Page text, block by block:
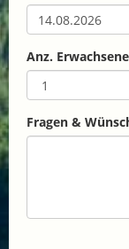
Anz.
Fragen &